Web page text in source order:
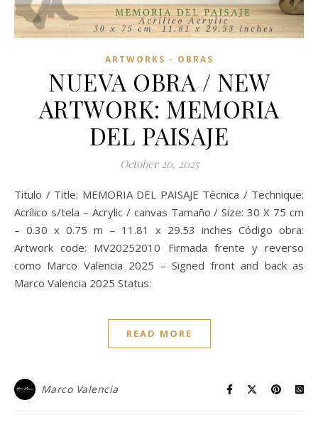
ARTWORKS - OBRAS
NUEVA OBRA / NEW
ARTWORK: MEMORIA
DEL PAISAJE
October 20, 2025
Titulo / Title: MEMORIA DEL PAISAJE Técnica / Technique:
Acrílico s/tela – Acrylic / canvas Tamaño / Size: 30 X 75 cm
– 0.30 x 0.75 m – 11.81 x 29.53 inches Código obra:
Artwork code: MV20252010 Firmada frente y reverso
como Marco Valencia 2025 – Signed front and back as
Marco Valencia 2025 Status:
READ MORE
Marco Valencia